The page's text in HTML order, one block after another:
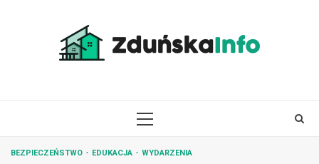
PRIMARY
BEZPIECZEŃSTWO EDUKACJA WYDARZENIA